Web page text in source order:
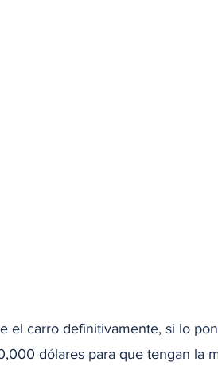
el carro definitivamente, si lo
dólares para que tengan la